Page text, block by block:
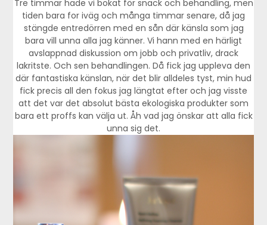
Tre timmar hade vi bokat för snack och behandling, men
tiden bara for iväg och många timmar senare, då jag
stängde entredörren med en sån där känsla som jag
bara vill unna alla jag känner. Vi hann med en härligt
avslappnad diskussion om jobb och privatliv, drack
lakritste. Och sen behandlingen. Då fick jag uppleva den
där fantastiska känslan, när det blir alldeles tyst, min hud
fick precis all den fokus jag längtat efter och jag visste
att det var det absolut bästa ekologiska produkter som
bara ett proffs kan välja ut. Åh vad jag önskar att alla fick
unna sig det.